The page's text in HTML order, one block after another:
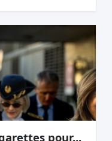
pour...